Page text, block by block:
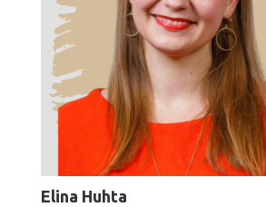
Elina Huhta